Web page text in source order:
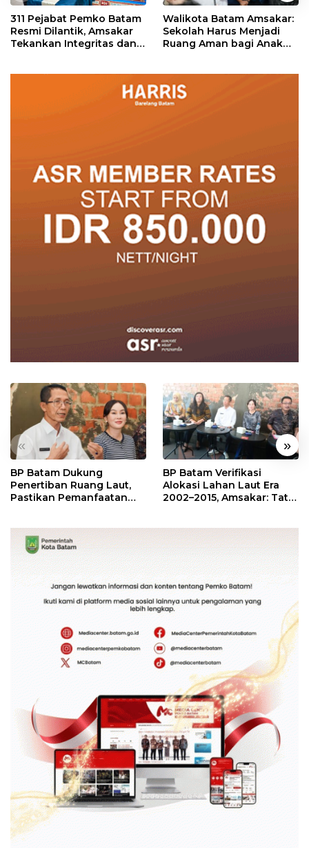
311 Pejabat Pemko Batam
Resmi Dilantik, Amsakar
Tekankan Integritas dan
Walikota Batam Amsakar:
Sekolah Harus Menjadi
Ruang Aman bagi Anak
« »
BP Batam Dukung
Penertiban Ruang Laut,
Pastikan Pemanfaatan
BP Batam Verifikasi
Alokasi Lahan Laut Era
2002–2015, Amsakar: Tata